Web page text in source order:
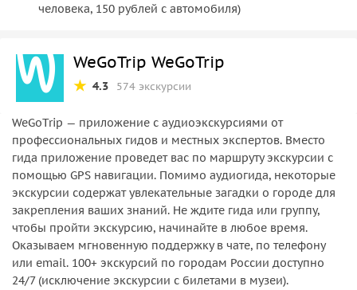
человека, 150 рублей с автомобиля)
WeGoTrip WeGoTrip
4.3 574 экскурсии
WeGoTrip — приложение с аудиоэкскурсиями от
профессиональных гидов и местных экспертов. Вместо
гида приложение проведет вас по маршруту экскурсии с
помощью GPS навигации. Помимо аудиогида, некоторые
экскурсии содержат увлекательные загадки о городе для
закрепления ваших знаний. Не ждите гида или группу,
чтобы пройти экскурсию, начинайте в любое время.
Оказываем мгновенную поддержку в чате, по телефону
или email. 100+ экскурсий по городам России доступно
24/7 (исключение экскурсии с билетами в музеи).